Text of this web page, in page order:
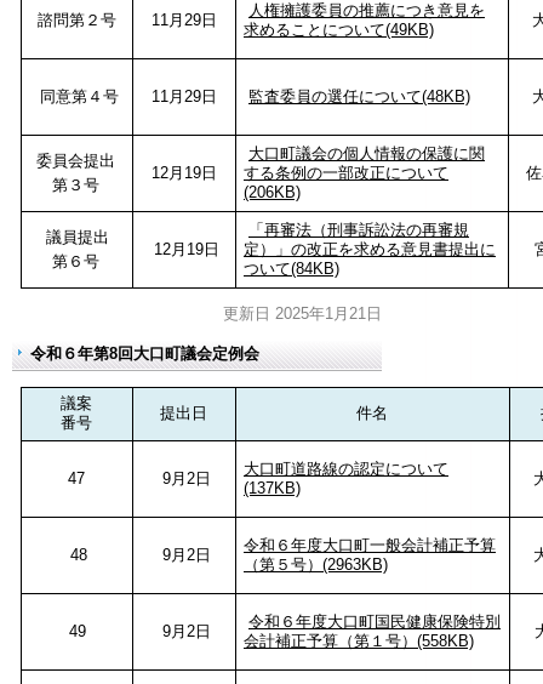
諮問第２号 11月29日
人権擁護委員の推薦につき意見を
求めることについて(49KB)
同意第４号 11月29日 監査委員の選任について(48KB)
委員会提出
第３号
12月19日
大口町議会の個人情報の保護に関
する条例の一部改正について
(206KB)
議員提出
第６号
12月19日
「再審法（刑事訴訟法の再審規
定）」の改正を求める意見書提出に
ついて(84KB)
更新日 2025年1月21日
令和６年第8回大口町議会定例会
議案
番号
提出日 件名
47 9月2日
大口町道路線の認定について
(137KB)
48 9月2日
令和６年度大口町一般会計補正予算
（第５号）(2963KB)
49 9月2日
令和６年度大口町国民健康保険特別
会計補正予算（第１号）(558KB)